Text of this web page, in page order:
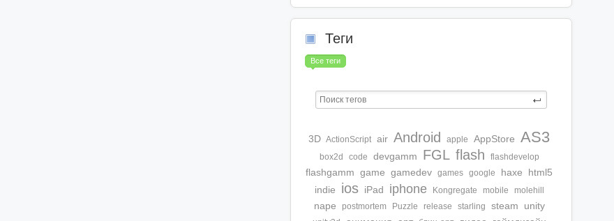
Теги
Все теги
3D ActionScript air Android apple AppStore AS3
box2d code devgamm FGL flash flashdevelop
flashgamm game gamedev games google haxe
html5
indie
ios iPad iphone Kongregate mobile molehill
nape postmortem Puzzle release starling steam unity